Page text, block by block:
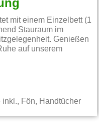
mit einem Einzelbett (1
Stauraum im
Genießen
auf unserem
Fön, Handtücher